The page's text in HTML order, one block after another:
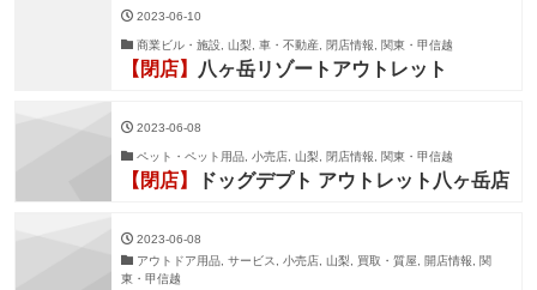
2023-06-10
商業ビル・施設, 山梨, 車・不動産, 閉店情報, 関東・甲信越
【閉店】 八ヶ岳リゾートアウトレット
2023-06-08
ペット・ペット用品, 小売店, 山梨, 閉店情報, 関東・甲信越
【閉店】 ドッグデプト アウトレット八ヶ岳店
2023-06-08
アウトドア用品, サービス, 小売店, 山梨, 買取・質屋, 開店情報, 関
東・甲信越